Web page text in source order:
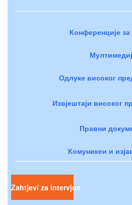
Конференције за
Одлуке високог
Извјештаји високог
Правни
Комуникеи и
Zahtjevi za intervjue